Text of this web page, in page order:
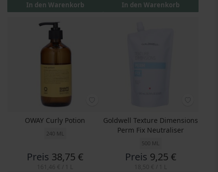
In den Warenkorb In den Warenkorb
OWAY Curly Potion
240 ML
Preis 38,75 €
Goldwell Texture Dimensions
Perm Fix Neutraliser
500 ML
Preis 9,25 €